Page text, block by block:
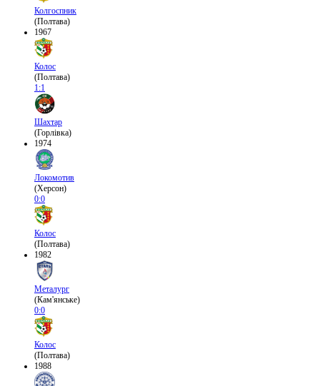
Колгоспник
(Полтава)
1967
Колос
(Полтава)
1:1
Шахтар
(Горлівка)
1974
Локомотив
(Херсон)
0:0
Колос
(Полтава)
1982
Металург
(Кам'янське)
0:0
Колос
(Полтава)
1988